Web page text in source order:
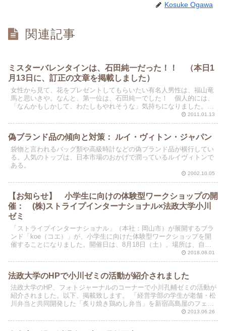
Kosuke Ogawa
関連記事
ミスターバレンタインは、石田純一だった！！ （本日1
月13日に、訂正の文章を掲載しました）
女性から見て、花をプレゼントしてもらいたい有名人男性は、福山竜
馬と思いきや。なんと、第一位は、石田純一でした！ 個人的には、
「なんかもしかして、わたしもやれそうな」気持ちになりました。集
2011.01.13
偽ブランド品の傾向と対策： ルイ・ヴィトン・ジャパン
袋物と言われるバッグ類や高級時計などの偽ブランド品が横行してい
る。人気のトップは、日本市場のおかげで潤っているルイヴィトンで
ある。
2002.10.05
【お知らせ】 小学生に向けの体験型ワークショップの開
催： (株)ストライプインターナショナル×法政大学小川
ゼミ
「ストライプインターナショナル」（本社：岡山市）が展開するブラ
ンド「koe（コエ）」が、小学生に向けた体験型ワークショップを開
催することになりました。開催日は、8月18日（土）。場所は、自由
2018.08.01
法政大学のHPで小川ゼミの活動が紹介されました
法政大学のHP、フォトジャーナルのコーナーで小川孔輔ゼミの活動が
紹介されました。以下、掲載致します。 「経営学部の学生が老舗・松
川弁当と共同開発した「炙り焼き鶏めし弁当」を新宿高島屋のフェア
2013.06.26